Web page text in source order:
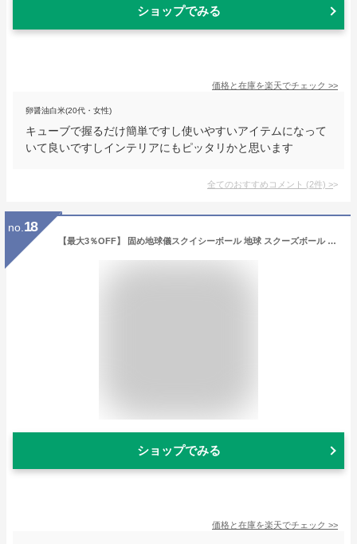
ショップでみる
価格と在庫を楽天でチェック >>
卵醤油白米(20代・女性)
キューブで握るだけ簡単ですし使いやすいアイテムになって
いて良いですしインテリアにもピッタリかと思います
全てのおすすめコメント (2件) >
no. 18
【最大3％OFF】 固め地球儀スクイシーボール 地球 スクーズボール 約10cm おもちゃ スクイーズ 握る ストレス解消 手が寂しい もちもち 手持ち無沙汰 世界地図 発泡スチロール 新品 送料無料
ショップでみる
価格と在庫を楽天でチェック >>